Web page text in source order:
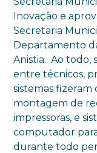
Inovação e
Secretaria
Departamento
Anistia. Ao todo,
entre técnicos,
sistemas
montagem de
impressoras, e
computador
durante todo